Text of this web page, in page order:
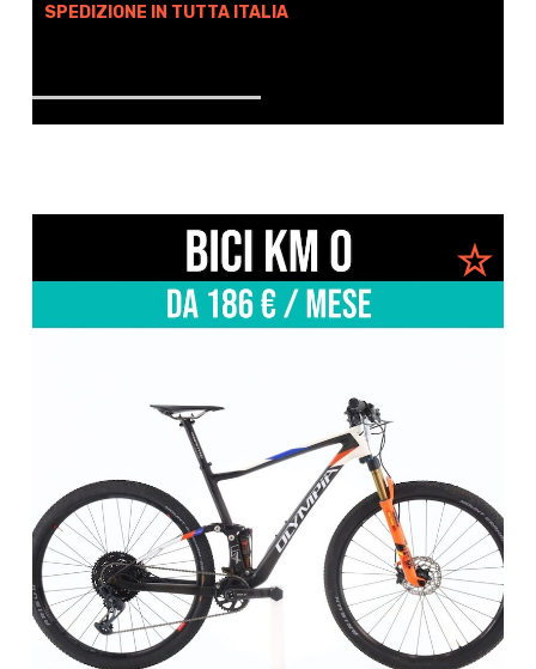
SPEDIZIONE IN TUTTA ITALIA